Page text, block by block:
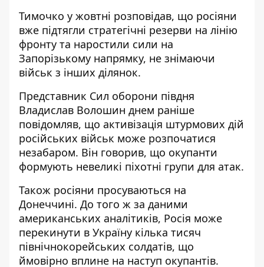
Тимочко у жовтні розповідав, що росіяни
вже підтягли стратегічні резерви на лінію
фронту та наростили сили на
Запорізькому напрямку, не знімаючи
військ з інших ділянок.
Представник Сил оборони півдня
Владислав Волошин днем раніше
повідомляв, що активізація штурмових дій
російських військ може розпочатися
незабаром. Він говорив, що окупанти
формують невеликі піхотні групи для атак.
Також росіяни просуваються на
Донеччині. До того ж за даними
американських аналітиків, Росія може
перекинути в Україну кілька тисяч
північнокорейських солдатів, що
ймовірно вплине на наступ окупантів.